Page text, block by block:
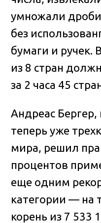
умножали
без
бумаги и ручек.
из 8 стран
за 2 часа 45
Андреас
теперь уже
мира, решил
процентов
еще одним
категории — на
корень из 7 533